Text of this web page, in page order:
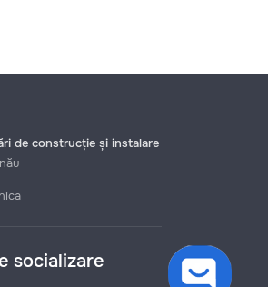
de construcție și instalare
socializare